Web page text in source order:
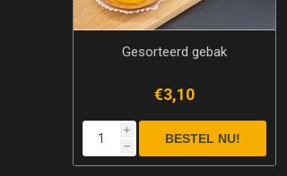
Gesorteerd gebak
€3,10
i
h